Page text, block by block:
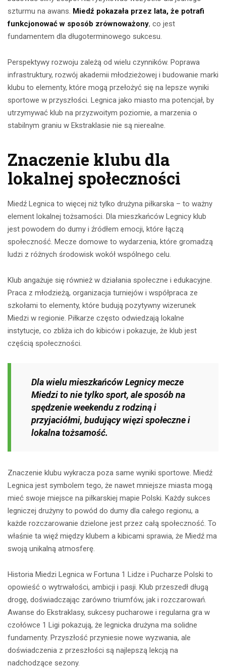
szturmu na awans. Miedź pokazała przez lata, że potrafi
funkcjonować w sposób zrównoważony, co jest
fundamentem dla długoterminowego sukcesu.
Perspektywy rozwoju zależą od wielu czynników. Poprawa
infrastruktury, rozwój akademii młodzieżowej i budowanie marki
klubu to elementy, które mogą przełożyć się na lepsze wyniki
sportowe w przyszłości. Legnica jako miasto ma potencjał, by
utrzymywać klub na przyzwoitym poziomie, a marzenia o
stabilnym graniu w Ekstraklasie nie są nierealne.
Znaczenie klubu dla
lokalnej społeczności
Miedź Legnica to więcej niż tylko drużyna piłkarska – to ważny
element lokalnej tożsamości. Dla mieszkańców Legnicy klub
jest powodem do dumy i źródłem emocji, które łączą
społeczność. Mecze domowe to wydarzenia, które gromadzą
ludzi z różnych środowisk wokół wspólnego celu.
Klub angażuje się również w działania społeczne i edukacyjne.
Praca z młodzieżą, organizacja turniejów i współpraca ze
szkołami to elementy, które budują pozytywny wizerunek
Miedzi w regionie. Piłkarze często odwiedzają lokalne
instytucje, co zbliża ich do kibiców i pokazuje, że klub jest
częścią społeczności.
Dla wielu mieszkańców Legnicy mecze
Miedzi to nie tylko sport, ale sposób na
spędzenie weekendu z rodziną i
przyjaciółmi, budujący więzi społeczne i
lokalna tożsamość.
Znaczenie klubu wykracza poza same wyniki sportowe. Miedź
Legnica jest symbolem tego, że nawet mniejsze miasta mogą
mieć swoje miejsce na piłkarskiej mapie Polski. Każdy sukces
legniczej drużyny to powód do dumy dla całego regionu, a
każde rozczarowanie dzielone jest przez całą społeczność. To
właśnie ta więź między klubem a kibicami sprawia, że Miedź ma
swoją unikalną atmosferę.
Historia Miedzi Legnica w Fortuna 1 Lidze i Pucharze Polski to
opowieść o wytrwałości, ambicji i pasji. Klub przeszedł długą
drogę, doświadczając zarówno triumfów, jak i rozczarowań.
Awanse do Ekstraklasy, sukcesy pucharowe i regularna gra w
czołówce 1 Ligi pokazują, że legnicka drużyna ma solidne
fundamenty. Przyszłość przyniesie nowe wyzwania, ale
doświadczenia z przeszłości są najlepszą lekcją na
nadchodzące sezony.